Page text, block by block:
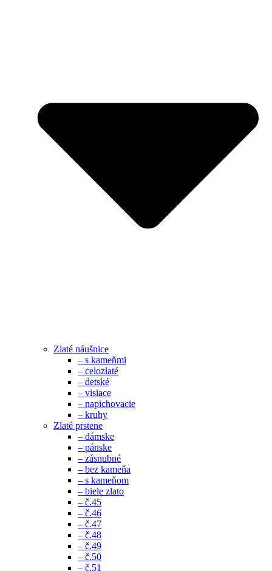
Zlaté náušnice
– s kameňmi
– celozlaté
– detské
– visiace
– napichovacie
– kruhy
Zlaté prstene
– dámske
– pánske
– zásnubné
– bez kameňa
– s kameňom
– biele zlato
– č.45
– č.46
– č.47
– č.48
– č.49
– č.50
– č.51